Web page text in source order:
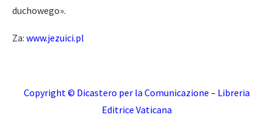
duchowego».
Za: www.jezuici.pl
Copyright © Dicastero per la Comunicazione – Libreria
Editrice Vaticana